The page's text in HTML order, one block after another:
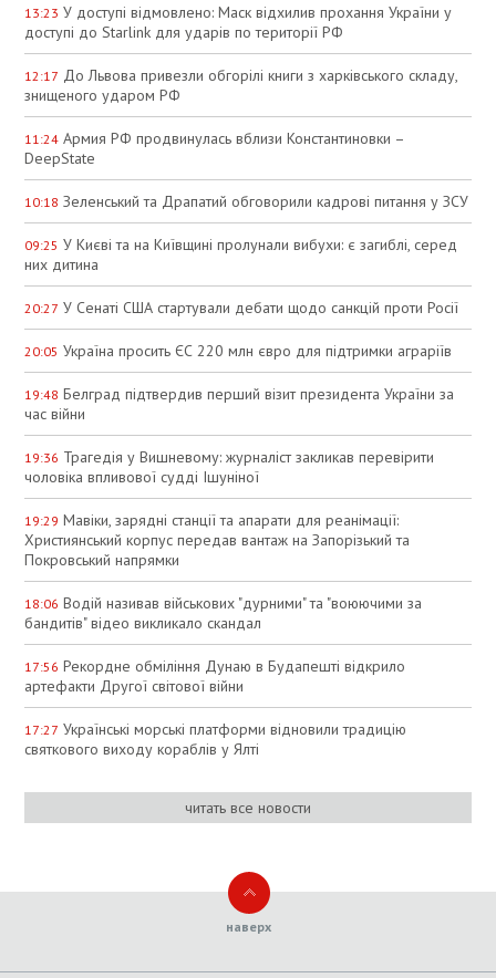
13:23 У доступі відмовлено: Маск відхилив прохання України у
доступі до Starlink для ударів по території РФ
12:17 До Львова привезли обгорілі книги з харківського складу,
знищеного ударом РФ
11:24 Армия РФ продвинулась вблизи Константиновки –
DeepState
10:18 Зеленський та Драпатий обговорили кадрові питання у ЗСУ
09:25 У Києві та на Київщині пролунали вибухи: є загиблі, серед
них дитина
20:27 У Сенаті США стартували дебати щодо санкцій проти Росії
20:05 Україна просить ЄС 220 млн євро для підтримки аграріїв
19:48 Белград підтвердив перший візит президента України за
час війни
19:36 Трагедія у Вишневому: журналіст закликав перевірити
чоловіка впливової судді Ішуніної
19:29 Мавіки, зарядні станції та апарати для реанімації:
Християнський корпус передав вантаж на Запорізький та
Покровський напрямки
18:06 Водій називав військових "дурними" та "воюючими за
бандитів" відео викликало скандал
17:56 Рекордне обміління Дунаю в Будапешті відкрило
артефакти Другої світової війни
17:27 Українські морські платформи відновили традицію
святкового виходу кораблів у Ялті
читать все новости
наверх